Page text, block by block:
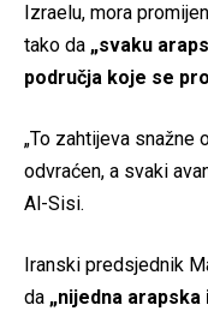
Izraelu, mora
tako da „svaku
područja koje se
„To zahtijeva
odvraćen, a svaki
Al-Sisi.
Iranski predsjednik
da „nijedna